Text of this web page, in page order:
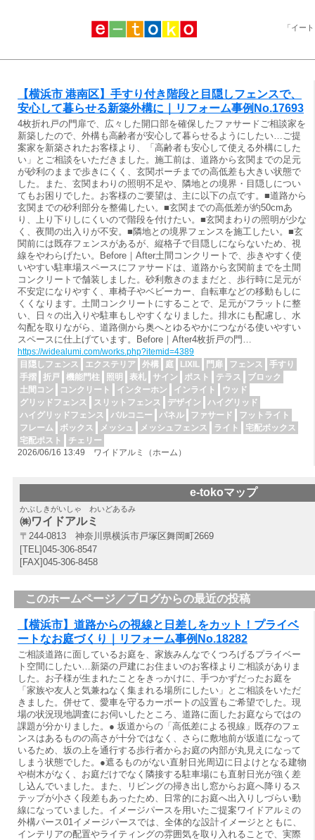
「イー
【横浜市 港南区】手すり付き階段と目隠しフェンスで、
安心して暮らせる新築外構に｜リフォーム事例No.17693
4枚折れ戸の門扉で、広々した開口部を確保したファサードご相談家を
新築したので、外構も高齢者が安心して暮らせるようにしたい…ご提
案家を新築されたお客様より、「高齢者も安心して使える外構にした
い」とご相談をいただきました。施工前は、道路から玄関までの足元
が砂利のままで歩きにくく、玄関ポーチまでの高低差も大きい状態で
した。また、玄関まわりの照明不足や、隣地との境界・目隠しについ
てもお困りでした。お客様のご要望は、主に以下の点です。■道路から
玄関までの砂利部分を整備したい。■玄関までの高低差が約50cmあ
り、上り下りしにくいので階段を付けたい。■玄関まわりの照明が少な
く、夜間の出入りが不安。■隣地との境界フェンスを施工したい。■玄
関前には既存フェンスがあるが、縦格子で目隠しにならないため、視
線をやわらげたい。Before｜After土間コンクリートで、歩きやすく使
いやすい駐車場スペースにファサードは、道路から玄関前までを土間
コンクリートで舗装しました。砂利敷きのままだと、歩行時に足元が
不安定になりやすく、車椅子やベビーカー、自転車などの移動もしに
くくなります。土間コンクリートにすることで、足元がフラットに整
い、日々の出入りや駐車もしやすくなりました。排水にも配慮し、水
勾配を取りながら、道路側から奥へとゆるやかにつながる使いやすい
スペースに仕上げています。Before｜After4枚折戸の門…
https://widealumi.com/works.php?itemid=4389
目隠しフェンス
エクステリア 外構 庭 LIXIL 門扉 フェンス
手すり
手摺
折戸 機能門柱 照明 表札 サイン ポスト テラス
ブロック
土間コン
コンクリート インターホン インライト
ウッド
グリッドフェンス
スリットフェンス デザイン
ハイグリッド
ハイグリッドフェンス
バルコニー パネル ファサード
フットライト
フレーム
ボックス メッシュ メッシュフェンス ライト
宅配ボックス
宅配ポスト
チェリー
2026/06/16 13:49 ワイドアルミ（ホーム）
e-tokoマップ
かぶしきがいしゃ わいどあるみ
㈱ワイドアルミ
〒244-0813 神奈川県横浜市戸塚区舞岡町2669
[TEL]045-306-8547
[FAX]045-306-8458
このホームページ／ブログからの最近の投稿
【横浜市】道路からの視線と日差しをカット！プライベ
ートなお庭づくり｜リフォーム事例No.18282
ご相談道路に面しているお庭を、家族みんなでくつろげるプライベー
ト空間にしたい…新築の戸建にお住まいのお客様よりご相談がありま
した。お子様が生まれたことをきっかけに、手つかずだったお庭を
「家族や友人と気兼ねなく集まれる場所にしたい」とご相談をいただ
きました。併せて、愛車を守るカーポートの設置もご希望でした。現
場の状況現地調査にお伺いしたところ、道路に面したお庭ならではの
課題が分かりました。● 坂道からの「高低差による視線」既存のフェ
ンスはあるものの高さが十分ではなく、さらに敷地前が坂道になって
いるため、坂の上を通行する歩行者からお庭の内部が丸見えになって
しまう状態でした。●遮るものがない直射日光周辺に日よけとなる建物
や樹木がなく、お庭だけでなく隣接する駐車場にも直射日光が強く差
し込んでいました。また、リビングの掃き出し窓からお庭へ降りるス
テップが小さく段差もあったため、日常的にお庭へ出入りしづらい動
線になっていました。イメージパースを用いたご提案ワイドアルミの
外構パース01イメージパースでは、全体的な設計イメージとともに、
インテリアの配置やライティングの雰囲気を取り入れることで、実際